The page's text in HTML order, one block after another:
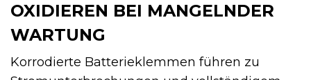
OXIDIEREN BEI MANGELNDER
WARTUNG
Korrodierte Batterieklemmen führen zu